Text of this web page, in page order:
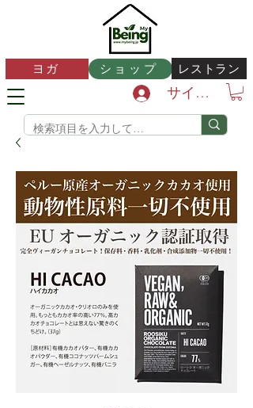
ヨガ ショップ レストラン
サインイン